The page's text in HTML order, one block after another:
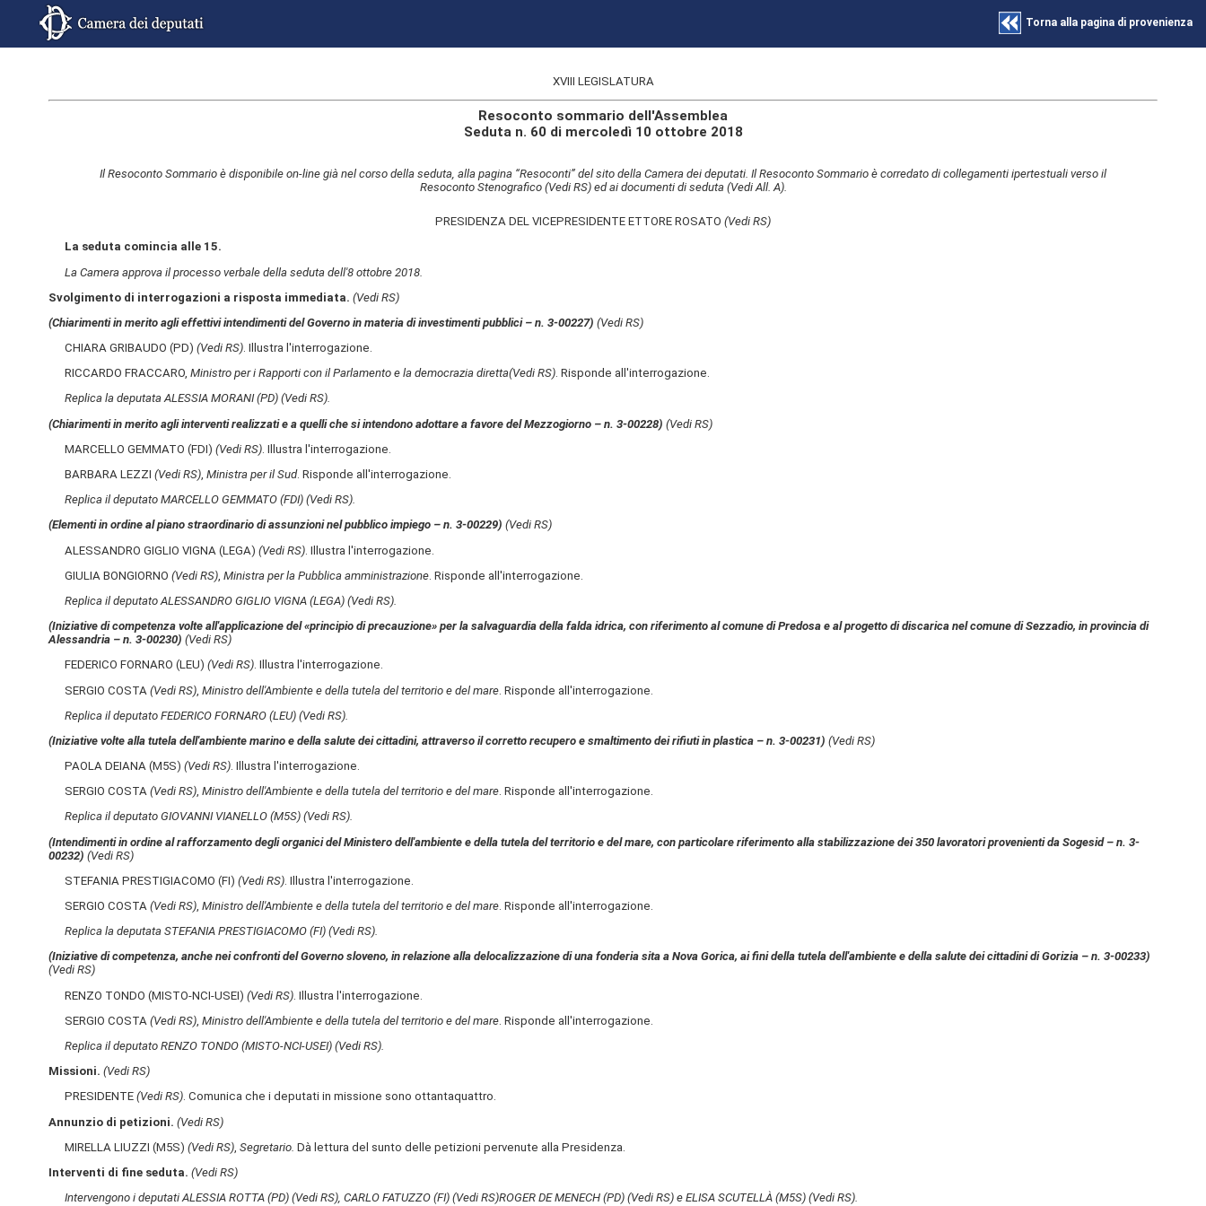
XVIII LEGISLATURA
Resoconto sommario dell'Assemblea
Seduta n. 60 di mercoledì 10 ottobre 2018
Il Resoconto Sommario è disponibile on-line già nel corso della seduta, alla pagina “Resoconti” del sito della Camera dei deputati. Il Resoconto Sommario è corredato di collegamenti ipertestuali verso il
Resoconto Stenografico (Vedi RS) ed ai documenti di seduta (Vedi All. A).
PRESIDENZA DEL VICEPRESIDENTE ETTORE ROSATO (Vedi RS)
La seduta comincia alle 15.
La Camera approva il processo verbale della seduta dell'8 ottobre 2018.
Svolgimento di interrogazioni a risposta immediata. (Vedi RS)
(Chiarimenti in merito agli effettivi intendimenti del Governo in materia di investimenti pubblici – n. 3-00227) (Vedi RS)
CHIARA GRIBAUDO (PD) (Vedi RS). Illustra l'interrogazione.
RICCARDO FRACCARO, Ministro per i Rapporti con il Parlamento e la democrazia diretta(Vedi RS). Risponde all'interrogazione.
Replica la deputata ALESSIA MORANI (PD) (Vedi RS).
(Chiarimenti in merito agli interventi realizzati e a quelli che si intendono adottare a favore del Mezzogiorno – n. 3-00228) (Vedi RS)
MARCELLO GEMMATO (FDI) (Vedi RS). Illustra l'interrogazione.
BARBARA LEZZI (Vedi RS), Ministra per il Sud. Risponde all'interrogazione.
Replica il deputato MARCELLO GEMMATO (FDI) (Vedi RS).
(Elementi in ordine al piano straordinario di assunzioni nel pubblico impiego – n. 3-00229) (Vedi RS)
ALESSANDRO GIGLIO VIGNA (LEGA) (Vedi RS). Illustra l'interrogazione.
GIULIA BONGIORNO (Vedi RS), Ministra per la Pubblica amministrazione. Risponde all'interrogazione.
Replica il deputato ALESSANDRO GIGLIO VIGNA (LEGA) (Vedi RS).
(Iniziative di competenza volte all'applicazione del «principio di precauzione» per la salvaguardia della falda idrica, con riferimento al comune di Predosa e al progetto di discarica nel comune di Sezzadio, in provincia di
Alessandria – n. 3-00230) (Vedi RS)
FEDERICO FORNARO (LEU) (Vedi RS). Illustra l'interrogazione.
SERGIO COSTA (Vedi RS), Ministro dell'Ambiente e della tutela del territorio e del mare. Risponde all'interrogazione.
Replica il deputato FEDERICO FORNARO (LEU) (Vedi RS).
(Iniziative volte alla tutela dell'ambiente marino e della salute dei cittadini, attraverso il corretto recupero e smaltimento dei rifiuti in plastica – n. 3-00231) (Vedi RS)
PAOLA DEIANA (M5S) (Vedi RS). Illustra l'interrogazione.
SERGIO COSTA (Vedi RS), Ministro dell'Ambiente e della tutela del territorio e del mare. Risponde all'interrogazione.
Replica il deputato GIOVANNI VIANELLO (M5S) (Vedi RS).
(Intendimenti in ordine al rafforzamento degli organici del Ministero dell'ambiente e della tutela del territorio e del mare, con particolare riferimento alla stabilizzazione dei 350 lavoratori provenienti da Sogesid – n. 3-
00232) (Vedi RS)
STEFANIA PRESTIGIACOMO (FI) (Vedi RS). Illustra l'interrogazione.
SERGIO COSTA (Vedi RS), Ministro dell'Ambiente e della tutela del territorio e del mare. Risponde all'interrogazione.
Replica la deputata STEFANIA PRESTIGIACOMO (FI) (Vedi RS).
(Iniziative di competenza, anche nei confronti del Governo sloveno, in relazione alla delocalizzazione di una fonderia sita a Nova Gorica, ai fini della tutela dell'ambiente e della salute dei cittadini di Gorizia – n. 3-00233)
(Vedi RS)
RENZO TONDO (MISTO-NCI-USEI) (Vedi RS). Illustra l'interrogazione.
SERGIO COSTA (Vedi RS), Ministro dell'Ambiente e della tutela del territorio e del mare. Risponde all'interrogazione.
Replica il deputato RENZO TONDO (MISTO-NCI-USEI) (Vedi RS).
Missioni. (Vedi RS)
PRESIDENTE (Vedi RS). Comunica che i deputati in missione sono ottantaquattro.
Annunzio di petizioni. (Vedi RS)
MIRELLA LIUZZI (M5S) (Vedi RS), Segretario. Dà lettura del sunto delle petizioni pervenute alla Presidenza.
Interventi di fine seduta. (Vedi RS)
Intervengono i deputati ALESSIA ROTTA (PD) (Vedi RS), CARLO FATUZZO (FI) (Vedi RS)ROGER DE MENECH (PD) (Vedi RS)e ELISA SCUTELLÀ (M5S) (Vedi RS).
Torna alla pagina di provenienza